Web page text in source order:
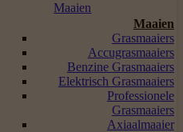
Maaien
Maaien
Grasmaaiers
Accugrasmaaiers
Benzine Grasmaaiers
Elektrisch Grasmaaiers
Professionele
Grasmaaiers
Axiaalmaaier